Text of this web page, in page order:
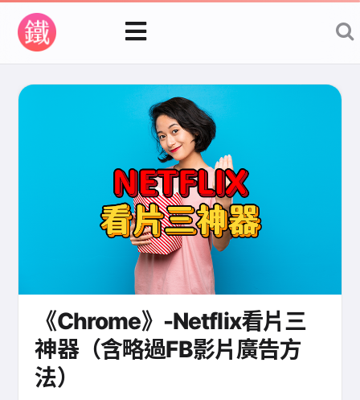
《Chrome》-Netflix看片三
神器（含略過FB影片廣告方
法）